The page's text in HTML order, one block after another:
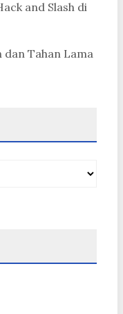
and Slash di
dan Tahan Lama